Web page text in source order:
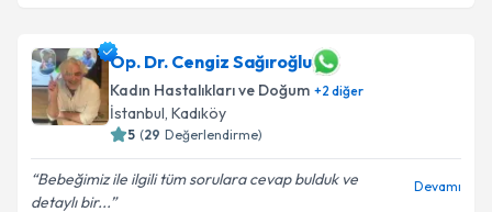
Op. Dr. Cengiz Sağıroğlu
Kadın Hastalıkları ve Doğum +2 diğer
İstanbul, Kadıköy
5 (29 Değerlendirme)
Bebeğimiz ile ilgili tüm sorulara cevap bulduk ve
detaylı bir...
Devamı